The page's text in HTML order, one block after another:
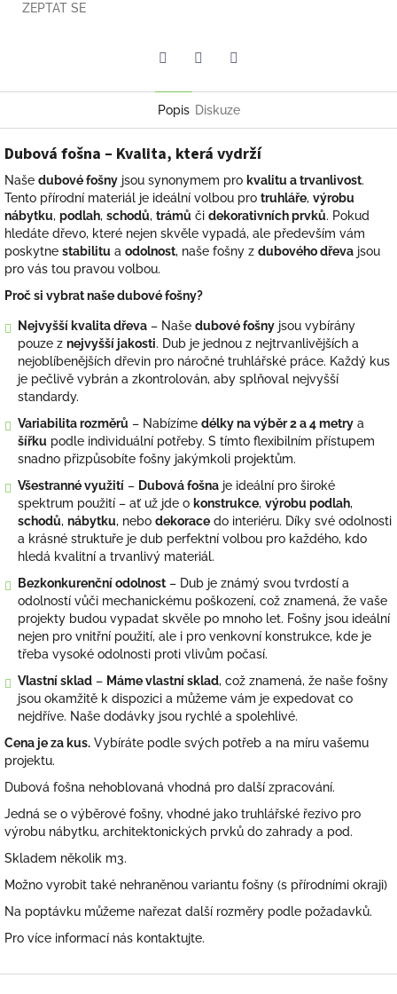
ZEPTAT SE
Popis Diskuze
Dubová fošna – Kvalita, která vydrží
Naše dubové fošny jsou synonymem pro kvalitu a trvanlivost.
Tento přírodní materiál je ideální volbou pro truhláře, výrobu
nábytku, podlah, schodů, trámů či dekorativních prvků. Pokud
hledáte dřevo, které nejen skvěle vypadá, ale především vám
poskytne stabilitu a odolnost, naše fošny z dubového dřeva jsou
pro vás tou pravou volbou.
Proč si vybrat naše dubové fošny?
Nejvyšší kvalita dřeva – Naše dubové fošny jsou vybírány
pouze z nejvyšší jakosti. Dub je jednou z nejtrvanlivějších a
nejoblíbenějších dřevin pro náročné truhlářské práce. Každý kus
je pečlivě vybrán a zkontrolován, aby splňoval nejvyšší
standardy.
Variabilita rozměrů – Nabízíme délky na výběr 2 a 4 metry a
šířku podle individuální potřeby. S tímto flexibilním přístupem
snadno přizpůsobíte fošny jakýmkoli projektům.
Všestranné využití – Dubová fošna je ideální pro široké
spektrum použití – ať už jde o konstrukce, výrobu podlah,
schodů, nábytku, nebo dekorace do interiéru. Díky své odolnosti
a krásné struktuře je dub perfektní volbou pro každého, kdo
hledá kvalitní a trvanlivý materiál.
Bezkonkurenční odolnost – Dub je známý svou tvrdostí a
odolností vůči mechanickému poškození, což znamená, že vaše
projekty budou vypadat skvěle po mnoho let. Fošny jsou ideální
nejen pro vnitřní použití, ale i pro venkovní konstrukce, kde je
třeba vysoké odolnosti proti vlivům počasí.
Vlastní sklad – Máme vlastní sklad, což znamená, že naše fošny
jsou okamžitě k dispozici a můžeme vám je expedovat co
nejdříve. Naše dodávky jsou rychlé a spolehlivé.
Cena je za kus. Vybíráte podle svých potřeb a na míru vašemu
projektu.
Dubová fošna nehoblovaná vhodná pro další zpracování.
Jedná se o výběrové fošny, vhodné jako truhlářské řezivo pro
výrobu nábytku, architektonických prvků do zahrady a pod.
Skladem několik m3.
Možno vyrobit také nehraněnou variantu fošny (s přírodními okraji)
Na poptávku můžeme nařezat další rozměry podle požadavků.
Pro více informací nás kontaktujte.